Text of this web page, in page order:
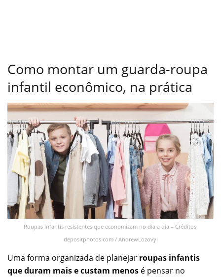
Como montar um guarda-roupa
infantil econômico, na prática
Roupas infantis resistentes que economizam no dia a dia – Créditos:
depositphotos.com / AndrewLozovyi
Uma forma organizada de planejar roupas infantis
que duram mais e custam menos é pensar no